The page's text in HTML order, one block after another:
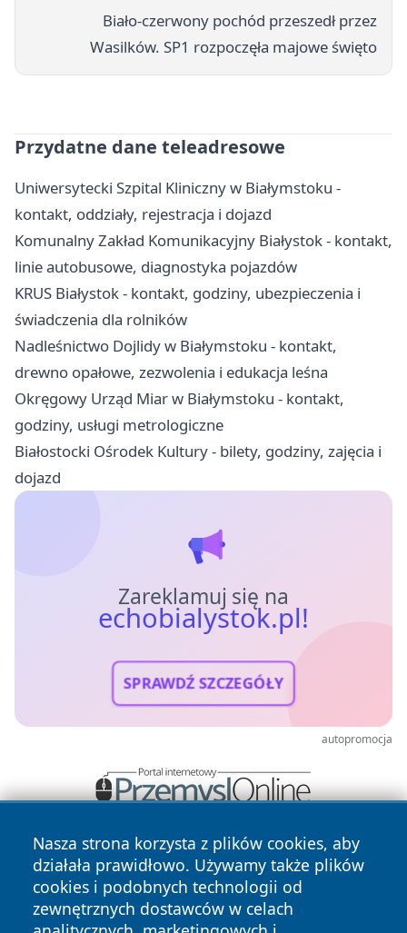
Biało-czerwony pochód przeszedł przez
Wasilków. SP1 rozpoczęła majowe święto
Przydatne dane teleadresowe
Uniwersytecki Szpital Kliniczny w Białymstoku -
kontakt, oddziały, rejestracja i dojazd
Komunalny Zakład Komunikacyjny Białystok - kontakt,
linie autobusowe, diagnostyka pojazdów
KRUS Białystok - kontakt, godziny, ubezpieczenia i
świadczenia dla rolników
Nadleśnictwo Dojlidy w Białymstoku - kontakt,
drewno opałowe, zezwolenia i edukacja leśna
Okręgowy Urząd Miar w Białymstoku - kontakt,
godziny, usługi metrologiczne
Białostocki Ośrodek Kultury - bilety, godziny, zajęcia i
dojazd
Zareklamuj się na
echobialystok.pl!
SPRAWDŹ SZCZEGÓŁY
autopromocja
Nasza strona korzysta z plików cookies, aby
działała prawidłowo. Używamy także plików
cookies i podobnych technologii od
zewnętrznych dostawców w celach